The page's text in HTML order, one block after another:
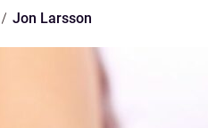
Jon Larsson